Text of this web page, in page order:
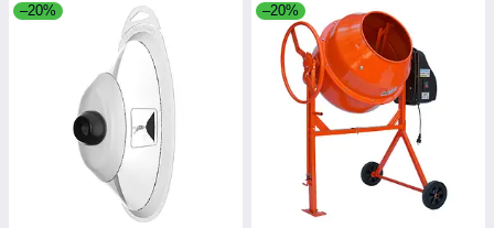
–20% –20%